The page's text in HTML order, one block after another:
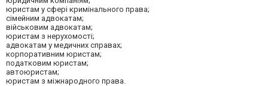
юристам у сфері кримінального права;
сімейним адвокатам;
військовим адвокатам;
юристам з нерухомості;
адвокатам у медичних справах;
корпоративним юристам;
податковим юристам;
автоюристам;
юристам з міжнародного права.